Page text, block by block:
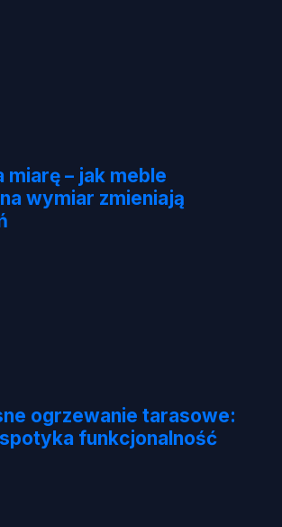
miarę – jak meble
wymiar zmieniają
ogrzewanie tarasowe:
funkcjonalność